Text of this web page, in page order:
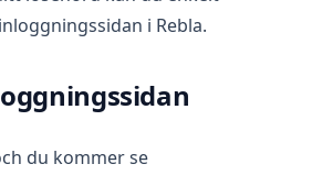
i Rebla.
du kommer se